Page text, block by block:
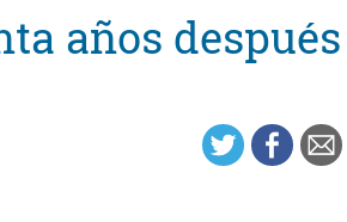
años después